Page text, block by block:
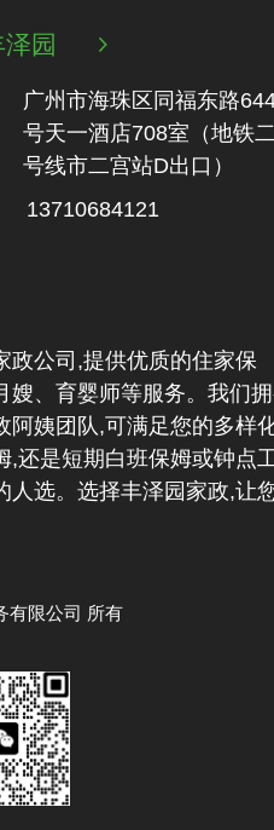
园 
广州市海珠区同福东路
号天一酒店708室（地铁‬
号线市二‬宫站D出口）
13710684121
政公司,提供优质的住家保
嫂、育婴师等服务。我们
阿姨团队,可满足您的多样
,还是短期白班保姆或钟点
人选。选择丰泽园家政,让
有限公司 所有